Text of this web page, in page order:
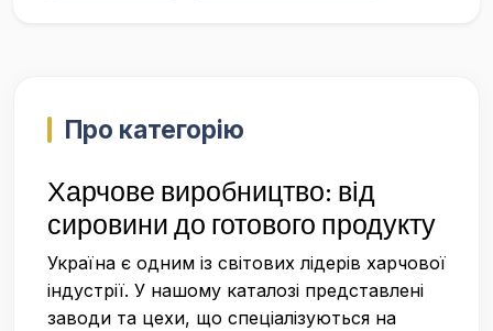
Про категорію
Харчове виробництво: від
сировини до готового продукту
Україна є одним із світових лідерів харчової
індустрії. У нашому каталозі представлені
заводи та цехи, що спеціалізуються на